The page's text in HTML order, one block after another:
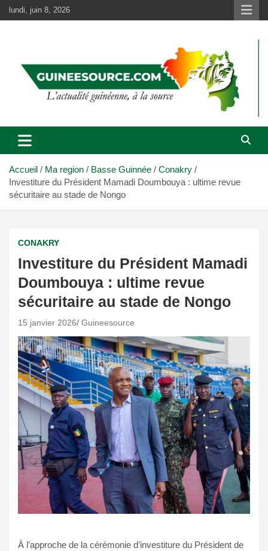
Aller
au
lundi, juin 8, 2026
Accueil Ma region Basse Guinnée
Conakry
Investiture du Président Mamadi Doumbouya : ultime revue
sécuritaire au stade de Nongo
CONAKRY
Investiture du Président Mamadi
Doumbouya : ultime revue
sécuritaire au stade de Nongo
15 janvier 2026 Guineesource
À l’approche de la cérémonie d’investiture du Président de